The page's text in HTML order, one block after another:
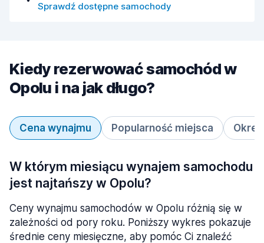
Sprawdź dostępne samochody
Kiedy rezerwować samochód w
Opolu i na jak długo?
Cena wynajmu Popularność miejsca
W którym miesiącu wynajem samochodu
jest najtańszy w Opolu?
Ceny wynajmu samochodów w Opolu różnią się w
zależności od pory roku. Poniższy wykres pokazuje
średnie ceny miesięczne, aby pomóc Ci znaleźć